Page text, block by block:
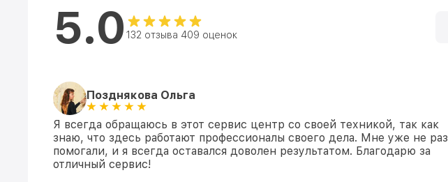
5.0 132 отзыва 409 оценок
Позднякова Ольга
Я всегда обращаюсь в этот сервис центр со своей техникой, так как
знаю, что здесь работают профессионалы своего дела. Мне уже не раз
помогали, и я всегда оставался доволен результатом. Благодарю за
отличный сервис!